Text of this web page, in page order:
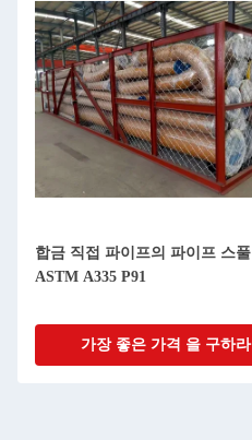
합금 직접 파이프의 파이프 스풀
ASTM A335 P91
가장 좋은 가격 을 구하라